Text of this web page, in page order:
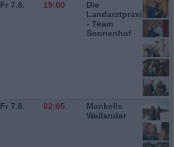
Fr 7.8. 19:00
Die
Landarztpraxis
- Team
Sonnenhof
Fr 7.8. 02:05
Mankells
Wallander